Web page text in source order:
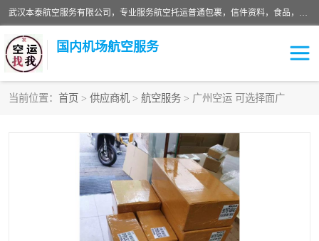
武汉本泰航空服务有限公司，专业服务航空托运普通包裹，信件资料，食品，服装，快消品等运输的专线空运，完善的网络服务确保为客户提供准确、*、安全的“门对门”服务，本着“诚信为本、精诚合作”的服务宗旨.“以安全运输为保障，以运价合理要求市场”的经营理念。武汉机场货运、武汉航空物流、武汉空运、武汉天河国际机场东方、南方、国际航空、机场空运业务覆盖国内二三线机场城市，如：武汉-敦煌、武汉-柳州等
国内机场航空服务
当前位置： 首页 > 供应商机 > 航空服务 > 广州空运 可选择面广